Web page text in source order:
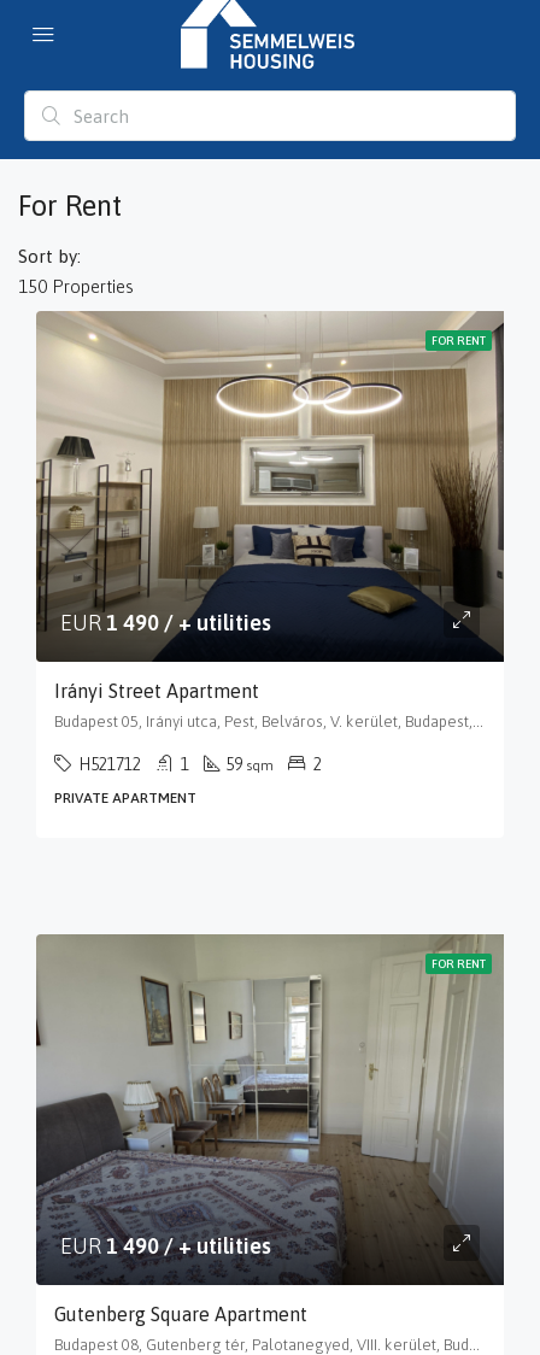
For Rent
150 Properties
Sort by:
FOR RENT
EUR1 490 / + utilities
Irányi Street Apartment
Budapest 05, Irányi utca, Pest, Belváros, V. kerület, Budapest, Közép-Magyarország, 1056, Magyarország
H521712 1 59 sqm 2
PRIVATE APARTMENT
FOR RENT
EUR1 490 / + utilities
Gutenberg Square Apartment
Budapest 08, Gutenberg tér, Palotanegyed, VIII. kerület, Budapest, Közép-Magyarország, 1088, Magyarország